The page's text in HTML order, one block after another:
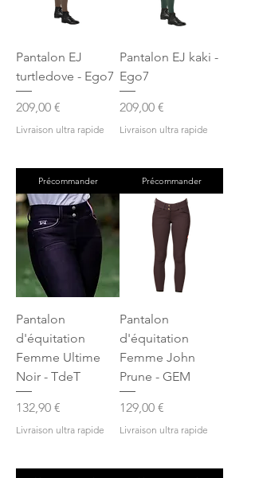
Pantalon EJ
turtledove - Ego7
Prix
209,00 €
Livraison ultra rapide
Précommander
Pantalon EJ kaki -
Ego7
Prix
209,00 €
Livraison ultra rapide
Précommander
Pantalon
d'équitation
Femme Ultime
Noir - TdeT
Prix
132,90 €
Livraison ultra rapide
Pantalon
d'équitation
Femme John
Prune - GEM
Prix
129,00 €
Livraison ultra rapide